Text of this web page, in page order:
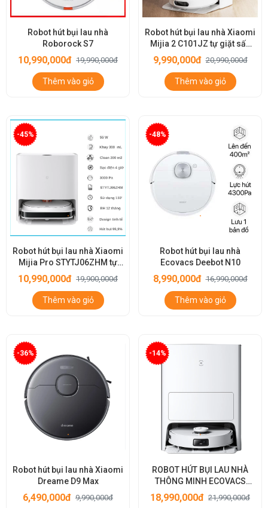
Robot hút bụi lau nhà
Roborock S7
10,990,000đ 19,990,000đ
Thêm vào giỏ
Robot hút bụi lau nhà Xiaomi
Mijia 2 C101JZ tự giặt sấy
giẻ thông minh
9,990,000đ 20,990,000đ
Thêm vào giỏ
-45%
Robot hút bụi lau nhà Xiaomi
Mijia Pro STYTJ06ZHM tự
động giặt giẻ
10,990,000đ 19,900,000đ
Thêm vào giỏ
-48%
Robot hút bụi lau nhà
Ecovacs Deebot N10
8,990,000đ 16,990,000đ
Thêm vào giỏ
-36%
Robot hút bụi lau nhà Xiaomi
Dreame D9 Max
6,490,000đ 9,990,000đ
-14%
ROBOT HÚT BỤI LAU NHÀ
THÔNG MINH ECOVACS
DEEBOT T10 OMNI
18,990,000đ 21,990,000đ